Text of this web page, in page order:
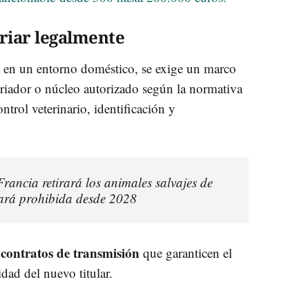
legalmente
un entorno doméstico, se exige un marco
o núcleo autorizado según la normativa
veterinario, identificación y
retirará los animales salvajes de
prohibida desde 2028
de transmisión que garanticen el
del nuevo titular.